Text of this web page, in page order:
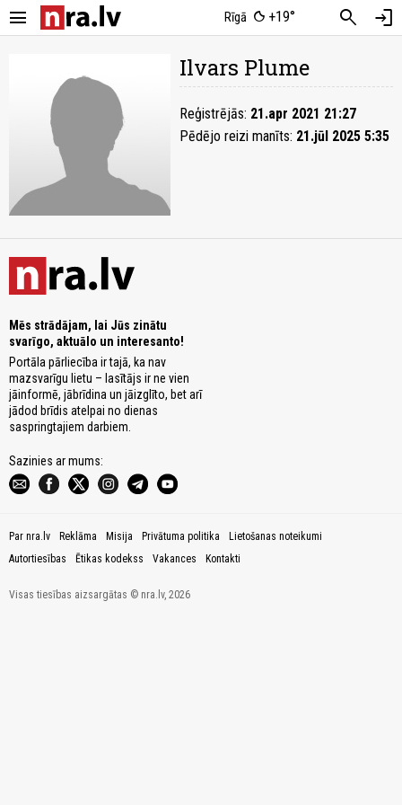
menu Rīgā +19° search login
Ilvars Plume
Reģistrējās: 21.apr 2021 21:27
Pēdējo reizi manīts: 21.jūl 2025 5:35
Mēs strādājam, lai Jūs zinātu
svarīgo, aktuālo un interesanto!
Portāla pārliecība ir tajā, ka nav
mazsvarīgu lietu – lasītājs ir ne vien
jāinformē, jābrīdina un jāizglīto, bet arī
jādod brīdis atelpai no dienas
saspringtajiem darbiem.
Sazinies ar mums:
Par nra.lv Reklāma Misija Privātuma politika
Lietošanas noteikumi
Autortiesības
Ētikas kodekss Vakances Kontakti
Visas tiesības aizsargātas © nra.lv, 2026